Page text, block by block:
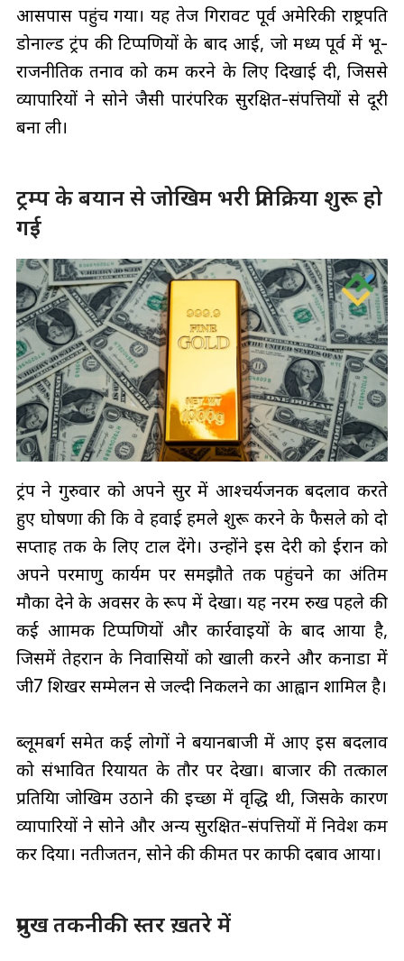
आसपास पहुंच गया। यह तेज गिरावट पूर्व अमेरिकी राष्ट्रपति
डोनाल्ड ट्रंप की टिप्पणियों के बाद आई, जो मध्य पूर्व में भू-
राजनीतिक तनाव को कम करने के लिए दिखाई दी, जिससे
व्यापारियों ने सोने जैसी पारंपरिक सुरक्षित-संपत्तियों से दूरी
बना ली।
ट्रम्प के बयान से जोखिम भरी प्रतिक्रिया शुरू हो
गई
ट्रंप ने गुरुवार को अपने सुर में आश्चर्यजनक बदलाव करते
हुए घोषणा की कि वे हवाई हमले शुरू करने के फैसले को दो
सप्ताह तक के लिए टाल देंगे। उन्होंने इस देरी को ईरान को
अपने परमाणु कार्यक्रम पर समझौते तक पहुंचने का अंतिम
मौका देने के अवसर के रूप में देखा। यह नरम रुख पहले की
कई आक्रामक टिप्पणियों और कार्रवाइयों के बाद आया है,
जिसमें तेहरान के निवासियों को खाली करने और कनाडा में
जी7 शिखर सम्मेलन से जल्दी निकलने का आह्वान शामिल है।
ब्लूमबर्ग समेत कई लोगों ने बयानबाजी में आए इस बदलाव
को संभावित रियायत के तौर पर देखा। बाजार की तत्काल
प्रतिक्रिया जोखिम उठाने की इच्छा में वृद्धि थी, जिसके कारण
व्यापारियों ने सोने और अन्य सुरक्षित-संपत्तियों में निवेश कम
कर दिया। नतीजतन, सोने की कीमत पर काफी दबाव आया।
प्रमुख तकनीकी स्तर ख़तरे में